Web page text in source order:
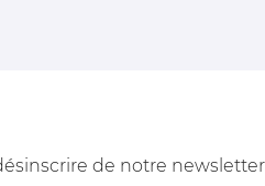
de notre